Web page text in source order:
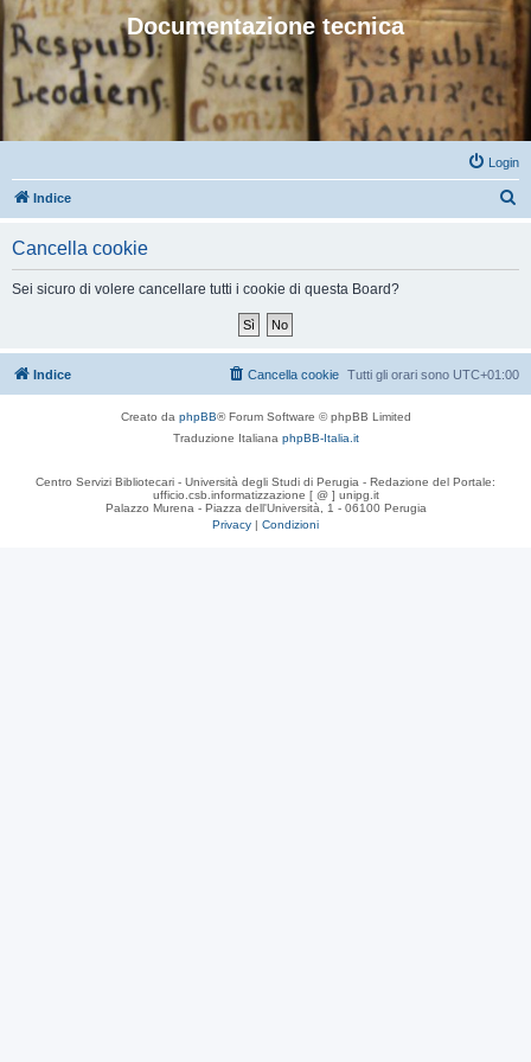
Documentazione tecnica
Login
Indice
Cancella cookie
Sei sicuro di volere cancellare tutti i cookie di questa Board?
Indice Tutti gli orari sono UTC+01:00
Cancella cookie
Creato da phpBB® Forum Software © phpBB Limited
Traduzione Italiana phpBB-Italia.it
Centro Servizi Bibliotecari - Università degli Studi di Perugia - Redazione del Portale:
ufficio.csb.informatizzazione [ @ ] unipg.it
Palazzo Murena - Piazza dell'Università, 1 - 06100 Perugia
Privacy | Condizioni